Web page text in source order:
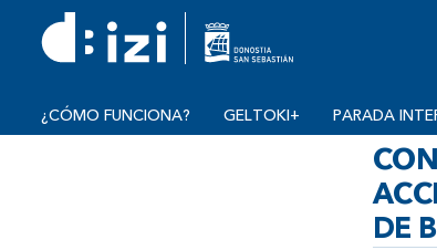
¿CÓMO FUNCIONA? GELTOKI+ PARADA
DE